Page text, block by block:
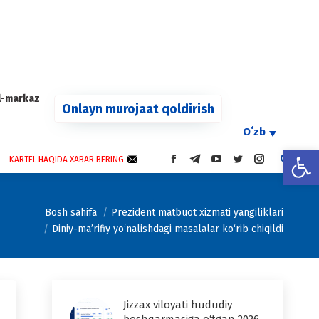
markaz
Onlayn murojaat qoldirish
Oʻzb
KARTEL HAQIDA XABAR BERING
FACEBOOK
IN
TELEGRAM
IN
NEW
YOUTUBE
IN
NEW
TWITTER
IN
NEW
WINDOW
INSTAGRAM
IN
NEW
WINDOW
Bosh sahifa
Prezident matbuot xizmati yangiliklari
Diniy-ma’rifiy yo‘nalishdagi masalalar ko‘rib chiqildi
Jizzax viloyati hududiy